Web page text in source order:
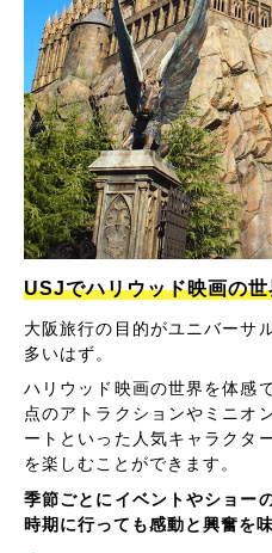
USJでハリウッド映画の
大阪旅行の目的がユニバーサ
多いはず。
ハリウッド映画の世界を体感
点のアトラクションやミニオ
ートといった人気キャラクタ
を楽しむことができます。
季節ごとにイベントやショー
時期に行っても感動と興奮を